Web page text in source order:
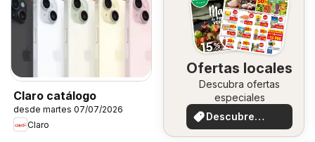
Claro catálogo
desde martes 07/07/2026
Claro
Ofertas locales
Descubra ofertas
especiales
Descubre
ofertas